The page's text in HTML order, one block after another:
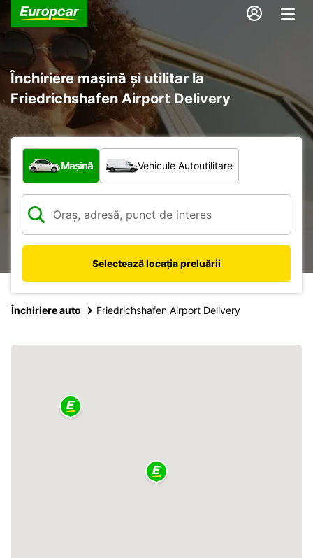
Închiriere mașină și utilitar la
Friedrichshafen Airport Delivery
Ce tip de vehicul?
Mașină Vehicule Autoutilitare
Selectează locația preluării
Închiriere auto Friedrichshafen Airport Delivery